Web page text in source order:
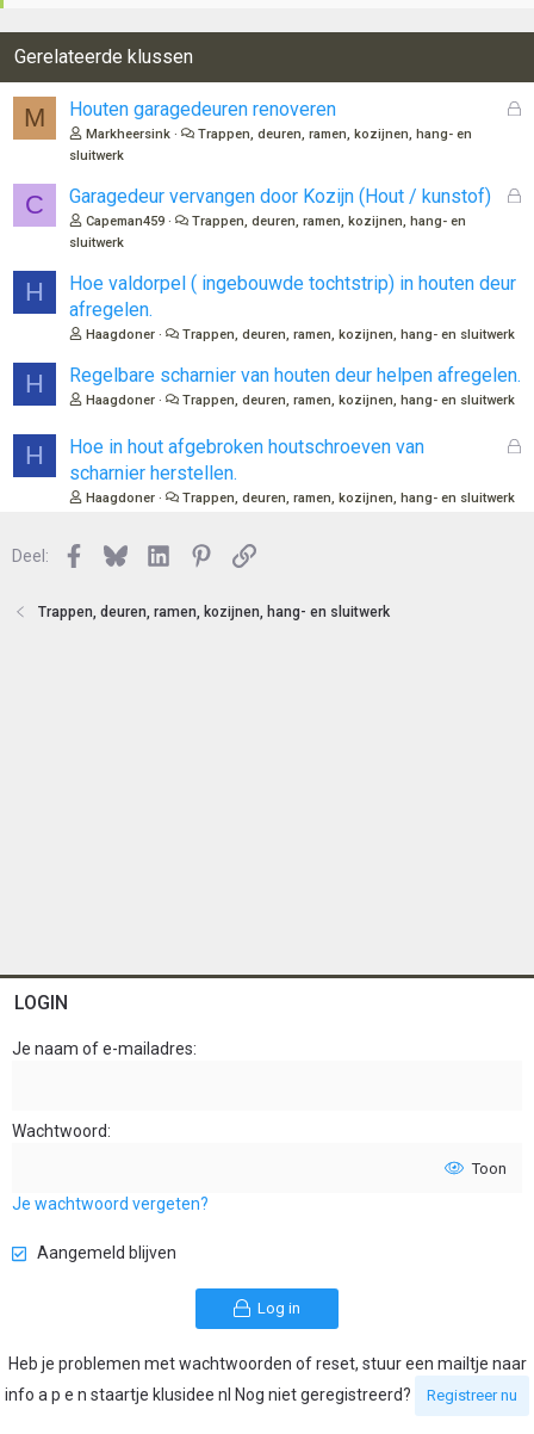
Gerelateerde klussen
M
G
o
Houten garagedeuren renoveren
Markheersink
Trappen, deuren, ramen, kozijnen, hang- en
sluitwerk
C
G
Garagedeur vervangen door Kozijn (Hout / kunstof)
Capeman459
Trappen, deuren, ramen, kozijnen, hang- en
sluitwerk
H
Hoe valdorpel ( ingebouwde tochtstrip) in houten deur
afregelen.
Haagdoner Trappen, deuren, ramen, kozijnen, hang- en sluitwerk
H Regelbare scharnier van houten deur helpen afregelen.
Haagdoner Trappen, deuren, ramen, kozijnen, hang- en sluitwerk
H
G
Hoe in hout afgebroken houtschroeven van
scharnier herstellen.
Haagdoner Trappen, deuren, ramen, kozijnen, hang- en sluitwerk
Deel: Facebook
BlueskyLinkedInPinterest
Link
Trappen, deuren, ramen, kozijnen, hang- en sluitwerk
LOGIN
Je naam of e-mailadres
Wachtwoord
Toon
Je wachtwoord vergeten?
Aangemeld blijven
Log in
Heb je problemen met wachtwoorden of reset, stuur een mailtje naar
info a p e n staartje klusidee nl Nog niet geregistreerd?
Registreer nu